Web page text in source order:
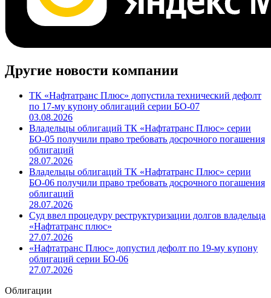
Другие новости компании
ТК «Нафтатранс Плюс» допустила технический дефолт
по 17-му купону облигаций серии БО-07
03.08.2026
Владельцы облигаций ТК «Нафтатранс Плюс» серии
БО-05 получили право требовать досрочного погашения
облигаций
28.07.2026
Владельцы облигаций ТК «Нафтатранс Плюс» серии
БО-06 получили право требовать досрочного погашения
облигаций
28.07.2026
Суд ввел процедуру реструктуризации долгов владельца
«Нафтатранс плюс»
27.07.2026
«Нафтатранс Плюс» допустил дефолт по 19-му купону
облигаций серии БО-06
27.07.2026
Облигации